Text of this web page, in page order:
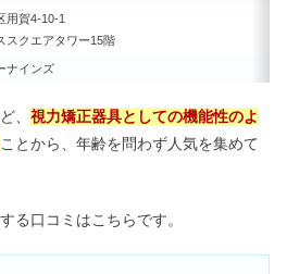
ミの効能・注意点も
のダサい&後悔の原因
人＆年齢層も
用賀4-10-1
スクエアタワー15階
ナインズ
、 視力矯正器具としての機能性のよ
ことから、年齢を問わず人気を集めて
る口コミはこちらです。